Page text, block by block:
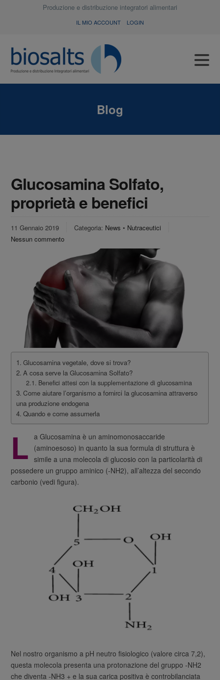
Produzione e distribuzione integratori alimentari
IL MIO ACCOUNT LOGIN
Blog
Glucosamina Solfato,
proprietà e benefici
11 Gennaio 2019 Categoria: News • Nutraceutici
Nessun commento
Glucosamina vegetale, dove si trova?
A cosa serve la Glucosamina Solfato?
Benefici attesi con la supplementazione di glucosamina
Come aiutare l’organismo a fornirci la glucosamina attraverso
una produzione endogena
Quando e come assumerla
L
a Glucosamina è un aminomonosaccaride
(aminoesoso) in quanto la sua formula di struttura è
simile a una molecola di glucosio con la particolarità di
possedere un gruppo aminico (-NH2), all’altezza del secondo
carbonio (vedi figura).
Nel nostro organismo a pH neutro fisiologico (valore circa 7,2),
questa molecola presenta una protonazione del gruppo -NH2
che diventa -NH3 + e la sua carica positiva è controbilanciata